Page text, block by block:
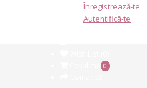
Înregistrează-te
Autentifică-te
Coşul meu0